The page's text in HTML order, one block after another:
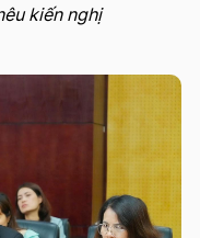
kiến nghị